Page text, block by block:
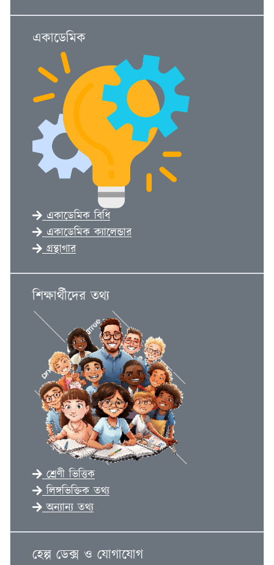
একাডেমিক
একাডেমিক বিধি
একাডেমিক ক্যালেন্ডার
গ্রন্থাগার
শিক্ষার্থীদের তথ্য
শ্রেণী ভিত্তিক
লিঙ্গভিক্তিক তথ্য
অন্যান্য তথ্য
হেল্প ডেক্স ও যোগাযোগ